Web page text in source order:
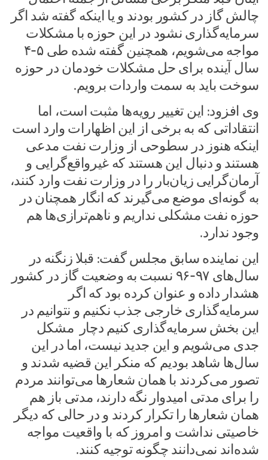
چالش گاز در کشور بودند و یا اینکه گفته شد اگر
سرمایه‌گذاری نشود در این حوزه با مشکلات
مواجه می‌شویم، همچنین گفته شده طی ۵-۴
سال آینده برای حل مشکلات خودمان در حوزه
سوخت باید به سمت واردات برویم.
وی افزود: این تغییر رویه‌ها مثبت است، اما
انتقاداتی که به برخی از این اظهارات وارد است
اینکه هنوز در سطوحی از وزارت نفت مدعی
هستند و دنبال این هستند که غیرواقع‌گرایی و
آرمان‌گرایی زیان‌بار را در وزارت نفت وارد کنند،
به گونه‌ای موضع می‌گیرند که انگار همچنان در
حوزه نفت مشکلی نداریم و ناهم‌ترازی‌ها هم
وجود ندارد.
این نماینده سابق مجلس گفت: قبلا زنگنه در
سال‌های ۹۷-۹۶ نسبت به وضعیت گاز در کشور
هشدار داده و عنوان کرده بود که اگر
سرمایه‌گذاری خارجی جذب نکنیم و نتوانیم در
این بخش سرمایه‌گذاری کنیم دچار مشکل
جدی می‌شویم و این جدید نیست، اما در این
سال‌ها شاهد بودیم که منکر این قضیه شدند و
تصور می‌کردند با همان شعارها می‌توانند مردم
را برای مدتی امیدوار نگه دارند، مدتی باز هم
همان شعارها را تکرار کردند و در حالی که دیگر
خاصیتی نداشت و امروز که با واقعیت مواجه
شده‌اند نمی‌دانند چگونه توجیه کنند.